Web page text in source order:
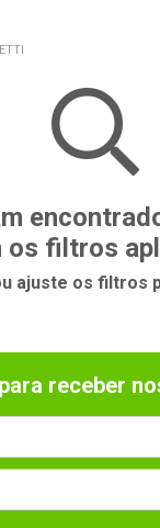
os filtros
ajuste os filtros
receber